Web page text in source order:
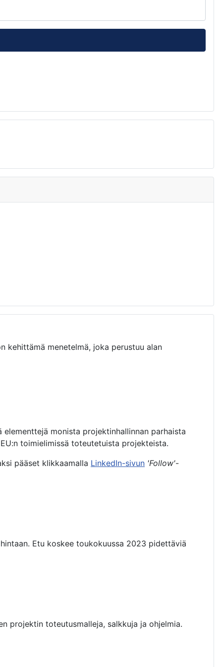
kehittämä menetelmä, joka perustuu alan
elementtejä monista projektinhallinnan parhaista
toimielimissä toteutetuista projekteista.
pääset klikkaamalla LinkedIn-sivun 'Follow'-
Etu koskee toukokuussa 2023 pidettäviä
projektin toteutusmalleja, salkkuja ja ohjelmia.